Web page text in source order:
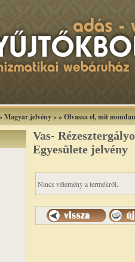
Magyar jelvény»»Olvassa el, mit
Vas-
Egyesülete jelvény
Nincs vélemény a termékről.